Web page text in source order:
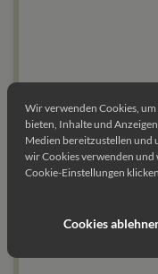
„Das hätte
"Die Zeit mit
Ohne euch
Wir verwenden Cookies,
bieten, Inhalte und
Medien bereitzustellen und
wir Cookies verwenden und
Cookie-Einstellungen
Cookies